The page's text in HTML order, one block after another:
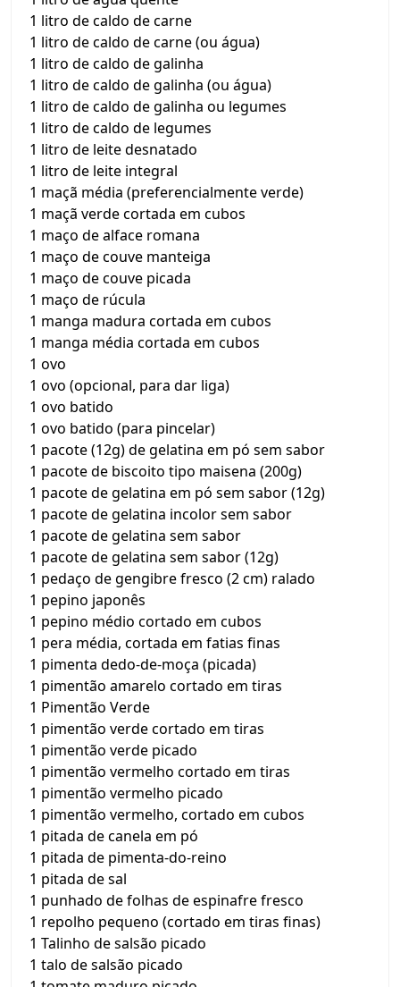
1 litro de caldo de carne
1 litro de caldo de carne (ou água)
1 litro de caldo de galinha
1 litro de caldo de galinha (ou água)
1 litro de caldo de galinha ou legumes
1 litro de caldo de legumes
1 litro de leite desnatado
1 litro de leite integral
1 maçã média (preferencialmente verde)
1 maçã verde cortada em cubos
1 maço de alface romana
1 maço de couve manteiga
1 maço de couve picada
1 maço de rúcula
1 manga madura cortada em cubos
1 manga média cortada em cubos
1 ovo
1 ovo (opcional, para dar liga)
1 ovo batido
1 ovo batido (para pincelar)
1 pacote (12g) de gelatina em pó sem sabor
1 pacote de biscoito tipo maisena (200g)
1 pacote de gelatina em pó sem sabor (12g)
1 pacote de gelatina incolor sem sabor
1 pacote de gelatina sem sabor
1 pacote de gelatina sem sabor (12g)
1 pedaço de gengibre fresco (2 cm) ralado
1 pepino japonês
1 pepino médio cortado em cubos
1 pera média, cortada em fatias finas
1 pimenta dedo-de-moça (picada)
1 pimentão amarelo cortado em tiras
1 Pimentão Verde
1 pimentão verde cortado em tiras
1 pimentão verde picado
1 pimentão vermelho cortado em tiras
1 pimentão vermelho picado
1 pimentão vermelho, cortado em cubos
1 pitada de canela em pó
1 pitada de pimenta-do-reino
1 pitada de sal
1 punhado de folhas de espinafre fresco
1 repolho pequeno (cortado em tiras finas)
1 Talinho de salsão picado
1 talo de salsão picado